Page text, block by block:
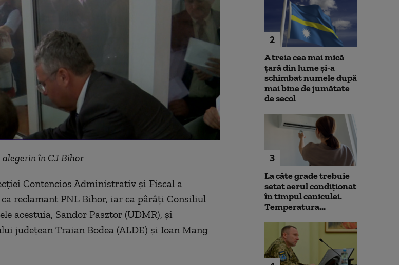
în CJ Bihor
Contencios Administrativ şi Fiscal a
reclamant PNL Bihor, iar ca pârâți Consiliul
acestuia, Sandor Pasztor (UDMR), și
județean Traian Bodea (ALDE) și Ioan Mang
2
A treia cea mai mică
țară din lume și-a
schimbat numele după
mai bine de jumătate
de secol
3
La câte grade trebuie
setat aerul condiționat
în timpul caniculei.
Temperatura...